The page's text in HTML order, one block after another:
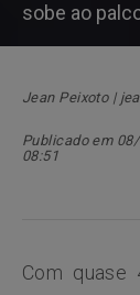
sobe ao
Jean Peixoto |
Publicado em
08:51
Com quase